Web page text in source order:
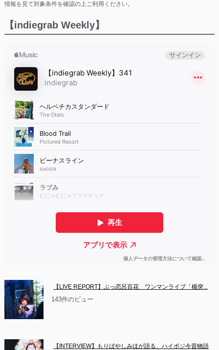
情報を見て対象条件を確認の上ご利用ください。
【indiegrab Weekly】
【LIVE REPORT】ぶっ恋呂百花　ワンマンライブ「楯突...
143件のビュー
【INTERVIEW】もりばやしみほが語る、ハイポジ今昔物語